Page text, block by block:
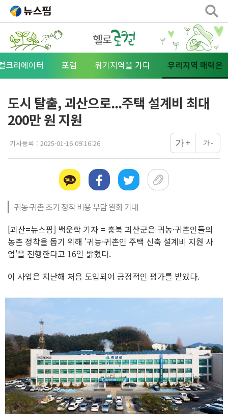
크리에이터 포럼 위기지역을 가다 우리지역 매력은
도시 탈출, 괴산으로...주택 설계비 최대
200만 원 지원
기사등록 : 2025-01-16 09:16:26 가+ 가-
귀농·귀촌 초기 정착 비용 부담 완화 기대
[괴산=뉴스핌] 백운학 기자 = 충북 괴산군은 귀농·귀촌인들의
농촌 정착을 돕기 위해 '귀농·귀촌인 주택 신축 설계비 지원 사
업'을 진행한다고 16일 밝혔다.
이 사업은 지난해 처음 도입되어 긍정적인 평가를 받았다.